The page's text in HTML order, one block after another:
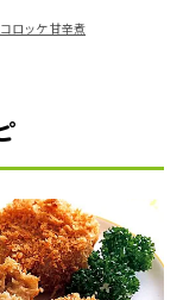
コロッケ 甘辛煮